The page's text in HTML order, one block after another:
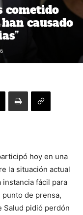
cometido
causado
hoy en una
la situación actual
instancia fácil para
de prensa,
Salud pidió perdón